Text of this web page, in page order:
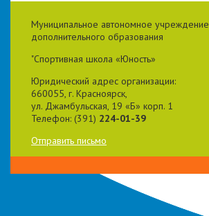
Муниципальное автономное учреждение
дополнительного образования
"Спортивная школа «Юность»
Юридический адрес организации:
660055, г. Красноярск,
ул. Джамбульская, 19 «Б» корп. 1
Телефон: (391) 224-01-39
Отправить письмо